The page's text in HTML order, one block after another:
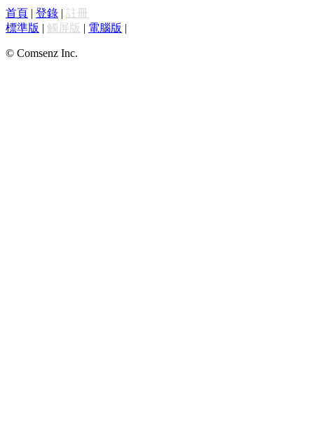
首頁 | 登錄 | 註冊
標準版 | 觸屏版 | 電腦版 |
© Comsenz Inc.